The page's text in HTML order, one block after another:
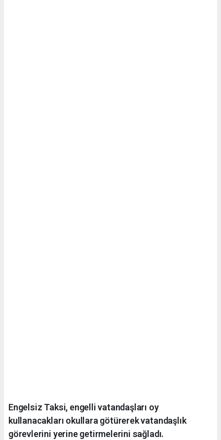
Engelsiz Taksi, engelli vatandaşları oy
kullanacakları okullara götürerek vatandaşlık
görevlerini yerine getirmelerini sağladı.